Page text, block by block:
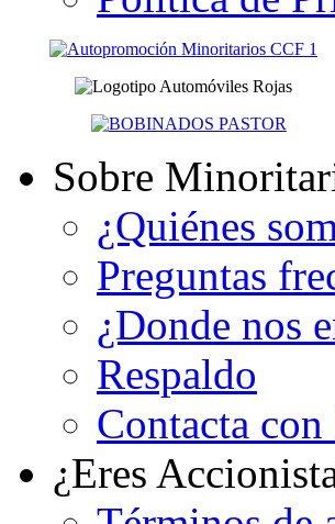
Sobre
¿Quiénes
Preguntas
¿Donde nos
Respaldo
Contacta
¿Eres